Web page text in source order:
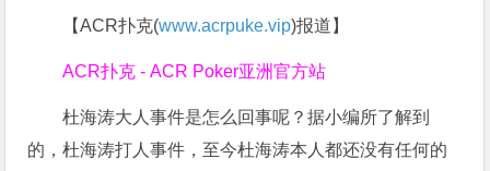
【ACR扑克(www.acrpuke.vip)报道】
ACR扑克 - ACR Poker亚洲官方站
杜海涛大人事件是怎么回事呢？据小编所了解到
的，杜海涛打人事件，至今杜海涛本人都还没有任何的